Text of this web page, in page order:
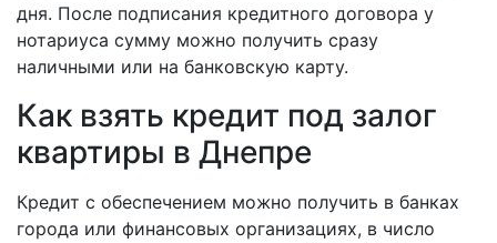
дня. После подписания кредитного договора у
нотариуса сумму можно получить сразу
наличными или на банковскую карту.
Как взять кредит под залог
квартиры в Днепре
Кредит с обеспечением можно получить в банках
города или финансовых организациях, в число